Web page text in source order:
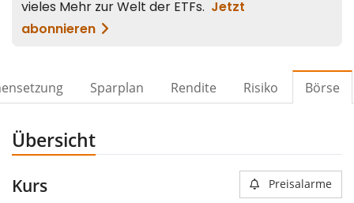
Sparplan Rendite Risiko Börse
Übersicht
Kurs Preisalarme